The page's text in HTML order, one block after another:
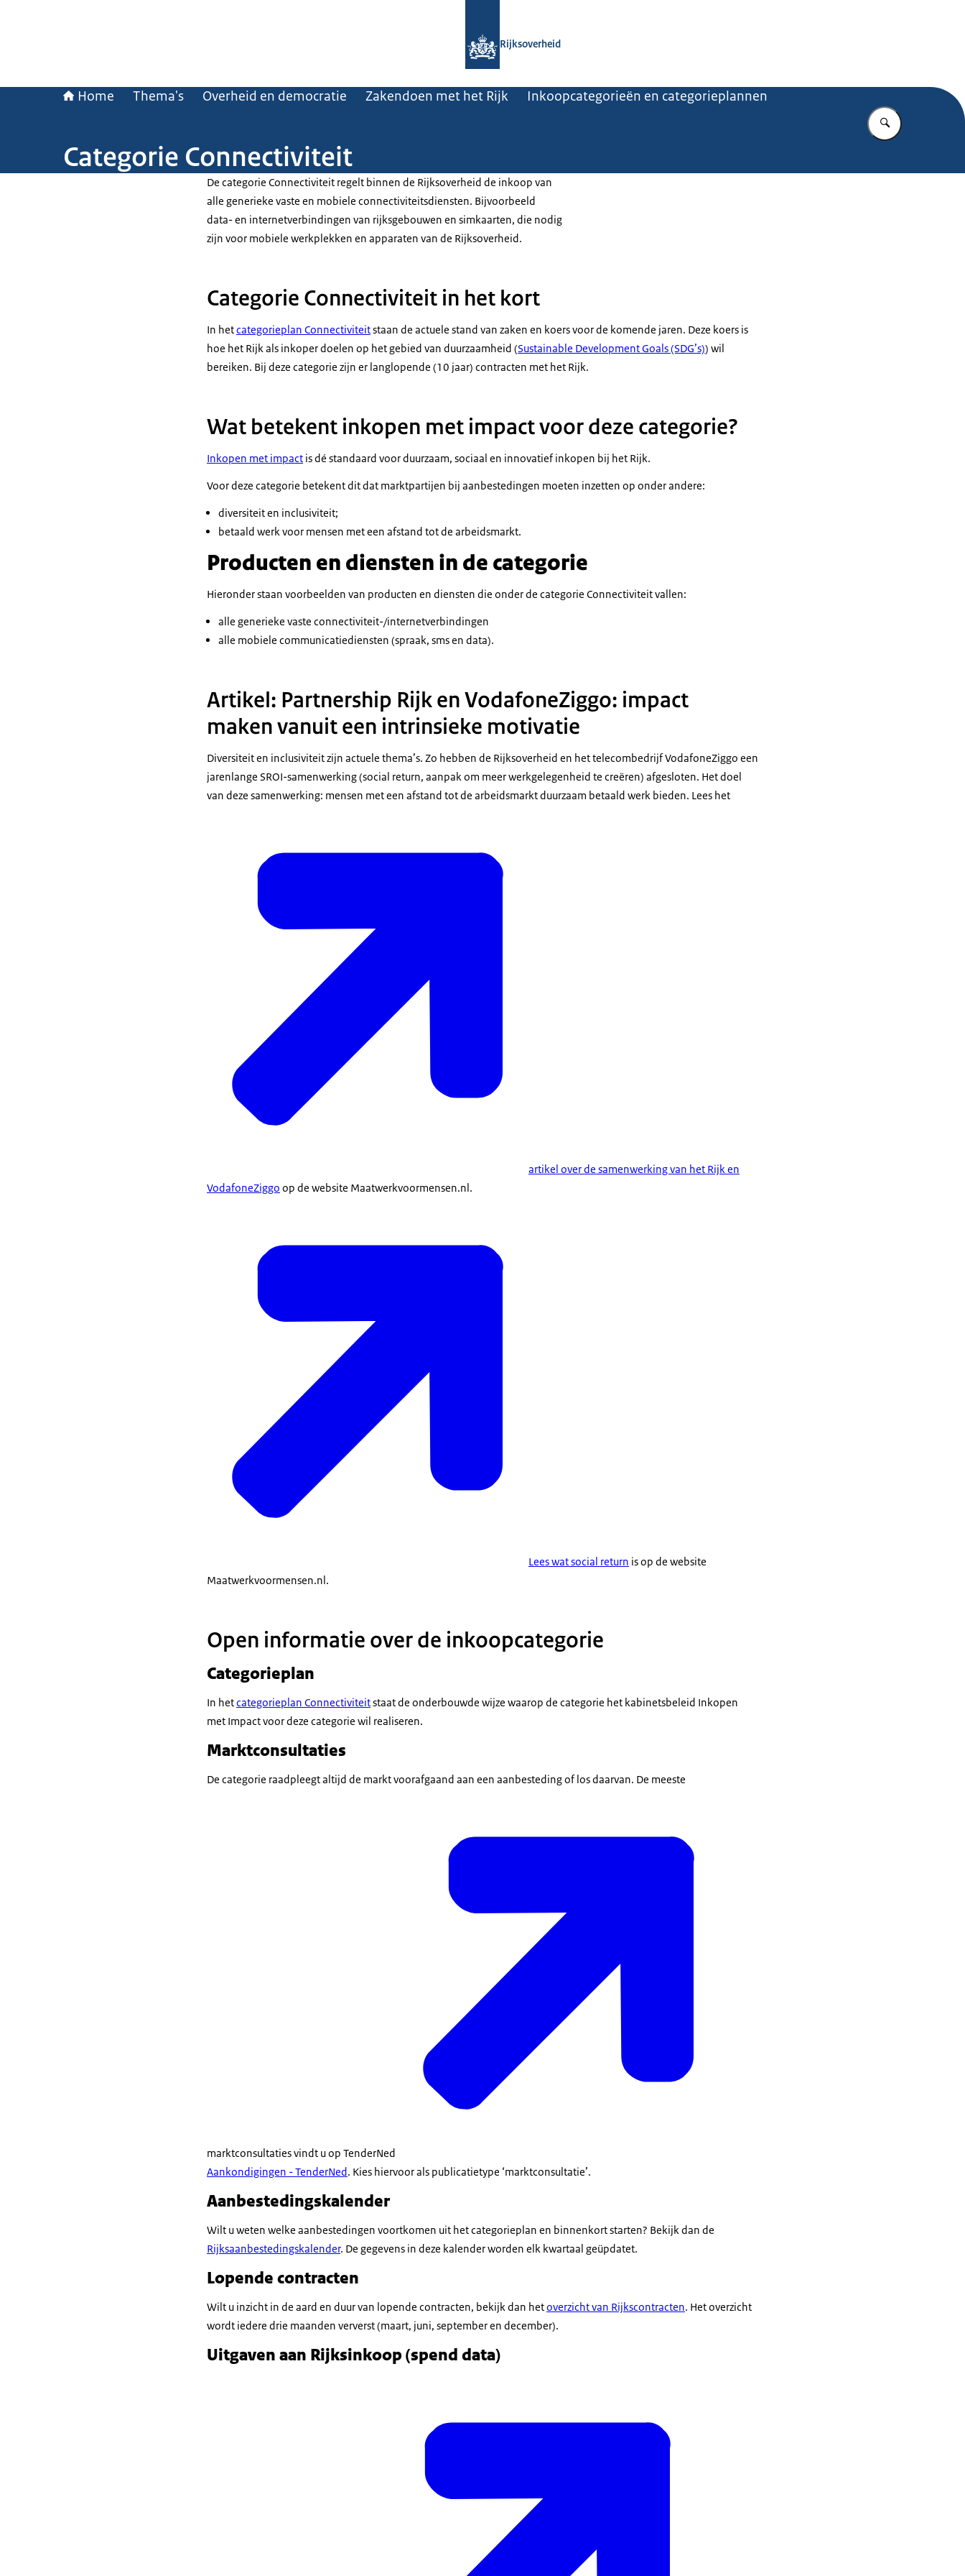
Rijksoverheid
Home Thema's Overheid en democratie Zakendoen met het Rijk Inkoopcategorieën en categorieplannen
Vul in wat u
Categorie Connectiviteit
De categorie Connectiviteit regelt binnen de Rijksoverheid de inkoop van
alle generieke vaste en mobiele connectiviteitsdiensten. Bijvoorbeeld
data- en internetverbindingen van rijksgebouwen en simkaarten, die nodig
zijn voor mobiele werkplekken en apparaten van de Rijksoverheid.
Categorie Connectiviteit in het kort
In hetcategorieplan Connectiviteitstaan de actuele stand van zaken en koers voor de komende jaren. Deze koers is
hoe het Rijk als inkoper doelen op het gebied van duurzaamheid (Sustainable Development Goals(SDG’s)) wil
bereiken. Bij deze categorie zijn er langlopende (10 jaar) contracten met het Rijk.
Wat betekent inkopen met impact voor deze categorie?
Inkopen met impact is dé standaard voor duurzaam, sociaal en innovatief inkopen bij het Rijk.
Voor deze categorie betekent dit dat marktpartijen bij aanbestedingen moeten inzetten op onder andere:
diversiteit en inclusiviteit;
betaald werk voor mensen met een afstand tot de arbeidsmarkt.
Producten en diensten in de categorie
Hieronder staan voorbeelden van producten en diensten die onder de categorie Connectiviteit vallen:
alle generieke vaste connectiviteit-/internetverbindingen
alle mobiele communicatiediensten (spraak, sms en data).
Artikel: Partnership Rijk en VodafoneZiggo: impact
maken vanuit een intrinsieke motivatie
Diversiteit en inclusiviteit zijn actuele thema’s. Zo hebben de Rijksoverheid en het telecombedrijf VodafoneZiggo een
jarenlange SROI-samenwerking (social return, aanpak om meer werkgelegenheid te creëren) afgesloten. Het doel
van deze samenwerking: mensen met een afstand tot de arbeidsmarkt duurzaam betaald werk bieden. Lees het
artikel over de samenwerking van het Rijk en
VodafoneZiggo op de website Maatwerkvoormensen.nl.
Lees watsocial return is op de website
Maatwerkvoormensen.nl.
Open informatie over de inkoopcategorie
Categorieplan
In hetcategorieplan Connectiviteitstaat de onderbouwde wijze waarop de categorie het kabinetsbeleid Inkopen
met Impact voor deze categorie wil realiseren.
Marktconsultaties
De categorie raadpleegt altijd de markt voorafgaand aan een aanbesteding of los daarvan. De meeste
marktconsultaties vindt u op TenderNed
Aankondigingen - TenderNed. Kies hiervoor als publicatietype ‘marktconsultatie’.
Aanbestedingskalender
Wilt u weten welke aanbestedingen voortkomen uit het categorieplan en binnenkort starten? Bekijk dan de
Rijksaanbestedingskalender. De gegevens in deze kalender worden elk kwartaal geüpdatet.
Lopende contracten
Wilt u inzicht in de aard en duur van lopende contracten, bekijk dan hetoverzicht van Rijkscontracten. Het overzicht
wordt iedere drie maanden ververst (maart, juni, september en december).
Uitgaven aan Rijksinkoop (spend data)